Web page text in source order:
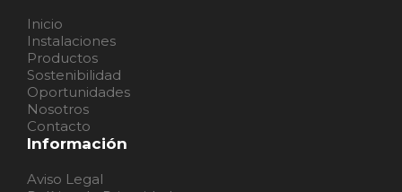
Inicio
Instalaciones
Productos
Sostenibilidad
Oportunidades
Nosotros
Contacto
Información
Aviso Legal